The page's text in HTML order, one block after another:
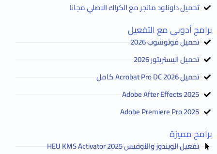
تحميل داونلود مانجر مع الكراك الاصلي مجانا
برامج أدوبى مع التفعيل
تحميل فوتوشوب 2026
تحميل اليستريتور 2026
تحميل Acrobat Pro DC 2026 كامل
Adobe After Effects 2025
Adobe Premiere Pro 2025
برامج مميزة
تفعيل الويندوز والأوفيس HEU KMS Activator 2025